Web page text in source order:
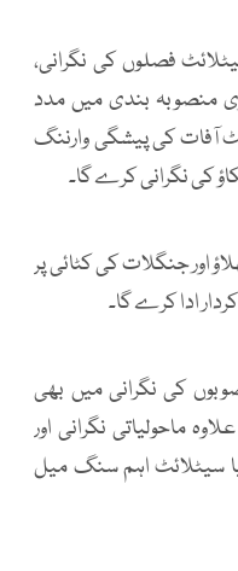
فصلوں کی نگرانی،
منصوبہ بندی میں مدد
آفات کی پیشگی وارننگ
کی نگرانی کرے گا۔
اور جنگلات کی کٹائی پر
ادا کرے گا۔
کی نگرانی میں بھی
ماحولیاتی نگرانی اور
سیٹلائٹ اہم سنگ میل